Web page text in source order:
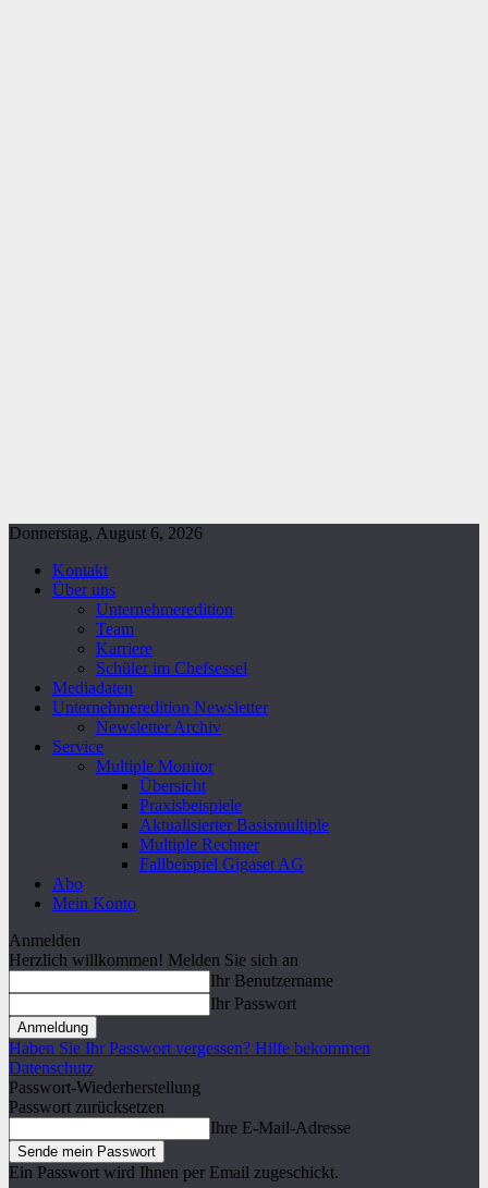
Donnerstag, August 6, 2026
Kontakt
Über uns
Unternehmeredition
Team
Karriere
Schüler im Chefsessel
Mediadaten
Unternehmeredition Newsletter
Newsletter Archiv
Service
Multiple Monitor
Übersicht
Praxisbeispiele
Aktualisierter Basismultiple
Multiple Rechner
Fallbeispiel Gigaset AG
Abo
Mein Konto
Anmelden
Herzlich willkommen! Melden Sie sich an
Ihr Benutzername
Ihr Passwort
Haben Sie Ihr Passwort vergessen? Hilfe bekommen
Datenschutz
Passwort-Wiederherstellung
Passwort zurücksetzen
Ihre E-Mail-Adresse
Ein Passwort wird Ihnen per Email zugeschickt.